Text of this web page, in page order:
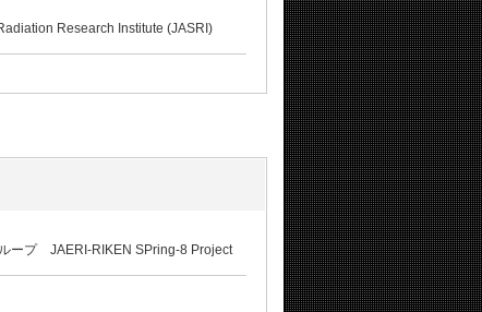
Research Institute (JASRI)
ープ JAERI-RIKEN SPring-8 Project